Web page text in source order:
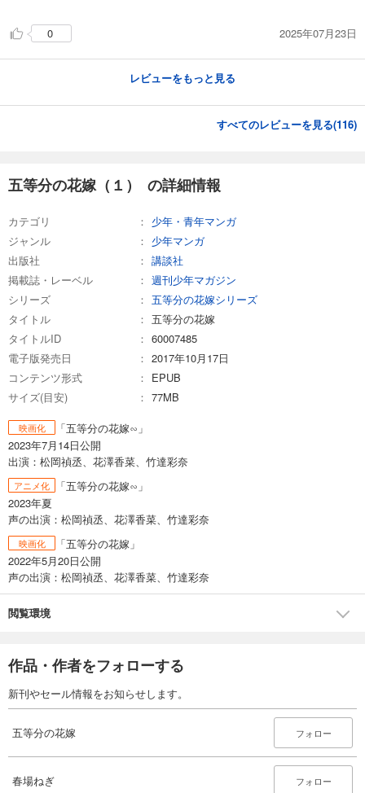
0 2025年07月23日
レビューをもっと見る
すべてのレビューを見る(116)
五等分の花嫁（１） の詳細情報
カテゴリ
少年・青年マンガ
ジャンル
少年マンガ
出版社
講談社
掲載誌・レーベル
週刊少年マガジン
シリーズ
五等分の花嫁シリーズ
タイトル
五等分の花嫁
タイトルID
60007485
電子版発売日
2017年10月17日
コンテンツ形式
EPUB
サイズ(目安)
77MB
映画化
「五等分の花嫁∽」
2023年7月14日公開
出演：松岡禎丞、花澤香菜、竹達彩奈
アニメ化
「五等分の花嫁∽」
2023年夏
声の出演：松岡禎丞、花澤香菜、竹達彩奈
映画化
「五等分の花嫁」
2022年5月20日公開
声の出演：松岡禎丞、花澤香菜、竹達彩奈
閲覧環境
作品・作者をフォローする
新刊やセール情報をお知らせします。
五等分の花嫁 フォロー
春場ねぎ フォロー